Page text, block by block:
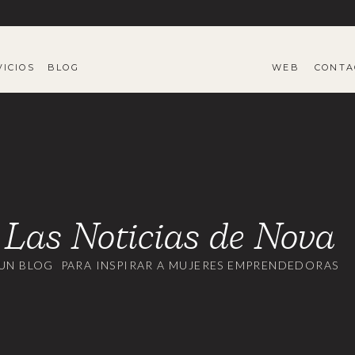
BLOG WEB
BLOG PARA INSPIRAR A MUJERES EMPRENDEDORAS
Las Noticias de Nova